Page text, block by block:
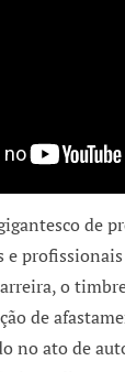
de
e
o
de
no ato de